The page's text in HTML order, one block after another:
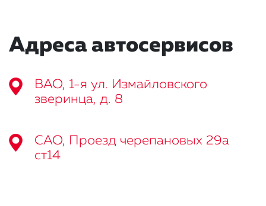
Адреса автосервисов
ВАО, 1-я ул. Измайловского
зверинца, д. 8
САО, Проезд черепановых 29а
ст14